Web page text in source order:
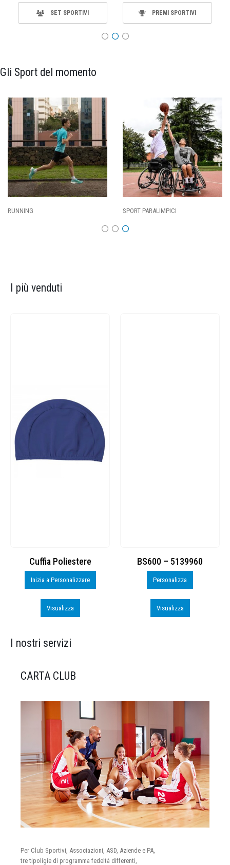
SET SPORTIVI PREMI SPORTIVI
Gli Sport del momento
RUNNING SPORT PARALIMPICI
I più venduti
Cuffia Poliestere
Inizia a Personalizzare
Visualizza
BS600 – 5139960
Personalizza
Visualizza
I nostri servizi
CARTA CLUB
Per Club Sportivi, Associazioni, ASD, Aziende e PA,
tre tipoligie di programma fedeltà differenti,